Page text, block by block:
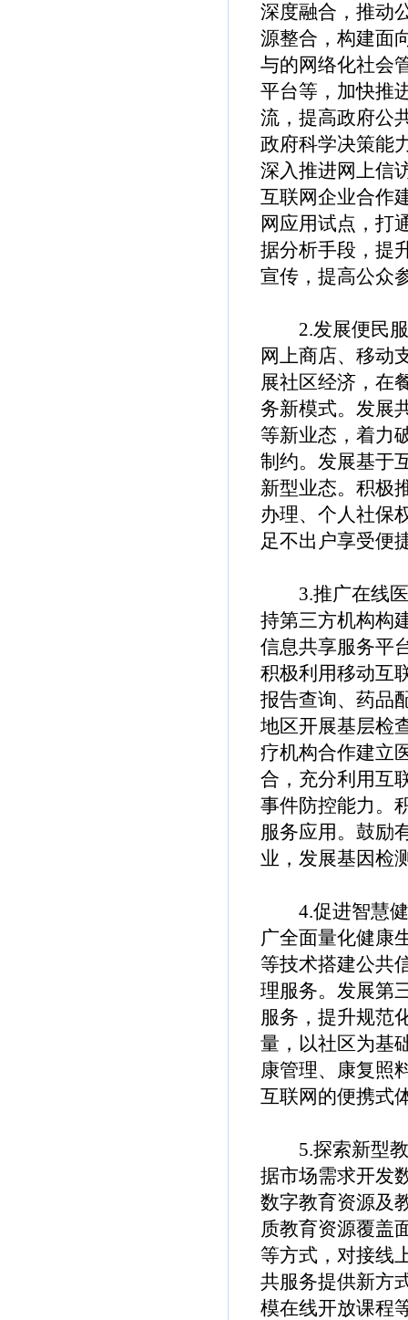
深度融合，推动
源整合，构建面
与的网络化社会
平台等，加快推
流，提高政府公
政府科学决策能
深入推进网上信
互联网企业合作
网应用试点，打
据分析手段，提
宣传，提高公众
2.发展便民服
网上商店、移动
展社区经济，在
务新模式。发展
等新业态，着力
制约。发展基于
新型业态。积极
办理、个人社保
足不出户享受便
3.推广在线医
持第三方机构构
信息共享服务平
积极利用移动互
报告查询、药品
地区开展基层检
疗机构合作建立
合，充分利用互
事件防控能力。
服务应用。鼓励
业，发展基因检
4.促进智慧健
广全面量化健康
等技术搭建公共
理服务。发展第
服务，提升规范
量，以社区为基
康管理、康复照
互联网的便携式
5.探索新型教
据市场需求开发
数字教育资源及
质教育资源覆盖
等方式，对接线
共服务提供新方
模在线开放课程